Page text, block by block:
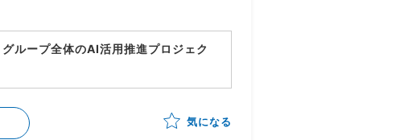
ループ全体のAI活用推進プロジェク
に入り、業務プロセスの整理とAI活
可視化・整理
気になる